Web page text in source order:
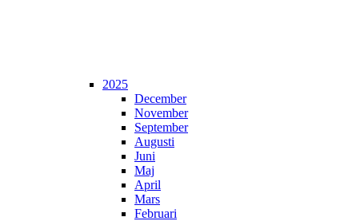
2025
December
November
September
Augusti
Juni
Maj
April
Mars
Februari